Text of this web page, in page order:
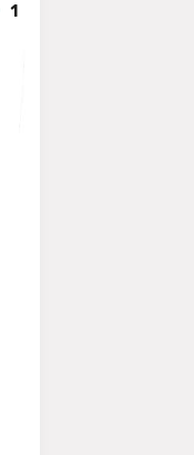
1